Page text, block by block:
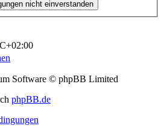
Software © phpBB Limited
phpBB.de